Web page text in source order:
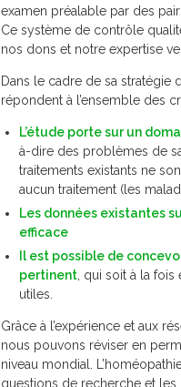
examen préalable par des
Ce système de contrôle
nos dons et notre expertise
Dans le cadre de sa stratégie
répondent à l’ensemble des
L’étude porte sur un
à-dire des problèmes de
traitements existants ne
aucun traitement (les
Les données existantes
efficace
Il est possible de
pertinent , qui soit à la
utiles.
Grâce à l’expérience et aux
nous pouvons réviser en
niveau mondial.
questions de recherche et